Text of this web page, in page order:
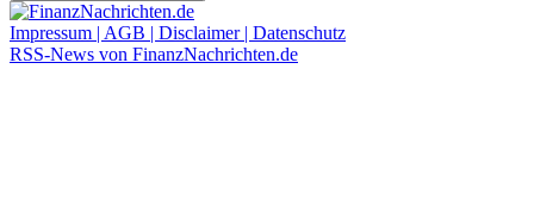
Impressum | AGB | Disclaimer | Datenschutz
RSS-News von FinanzNachrichten.de